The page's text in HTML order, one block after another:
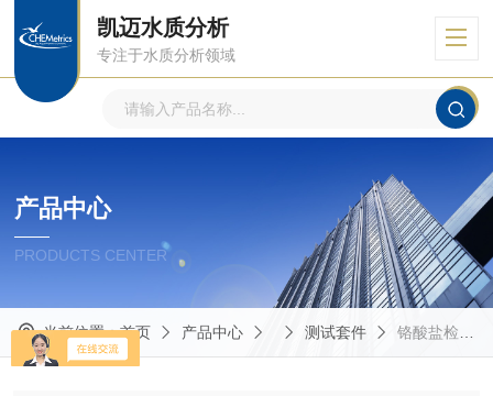
凯迈水质分析
专注于水质分析领域
产品中心
PRODUCTS CENTER
当前位置：首页 产品中心 测试套件 铬酸盐检测试剂盒